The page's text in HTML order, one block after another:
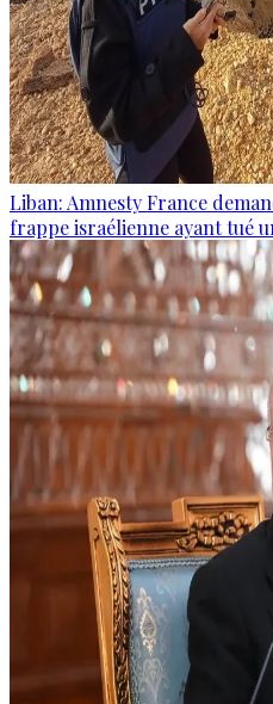
Liban: Amnesty France
frappe israélienne ayant tué